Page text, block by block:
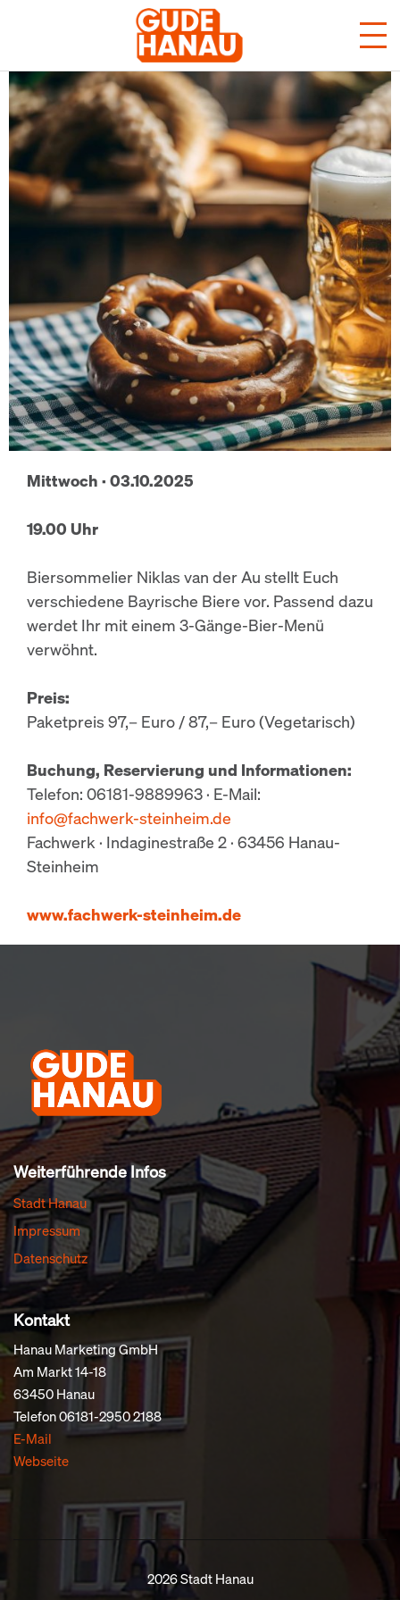
BAYRISCHES BIER-TASTING
Mittwoch · 03.10.2025
19.00 Uhr
Biersommelier Niklas van der Au stellt Euch
verschiedene Bayrische Biere vor. Passend dazu
werdet Ihr mit einem 3-Gänge-Bier-Menü
verwöhnt.
Preis:
Paketpreis 97,– Euro / 87,– Euro (Vegetarisch)
Buchung, Reservierung und Informationen:
Telefon: 06181-9889963 · E-Mail:
info@fachwerk-steinheim.de
Fachwerk · Indaginestraße 2 · 63456 Hanau-
Steinheim
www.fachwerk-steinheim.de
Weiterführende Infos
Stadt Hanau
Impressum
Datenschutz
Kontakt
Hanau Marketing GmbH
Am Markt 14-18
63450 Hanau
Telefon 06181-2950 2188
E-Mail
Webseite
2026Stadt Hanau